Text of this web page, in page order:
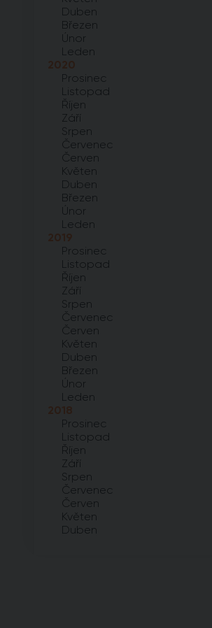
Duben
Březen
Únor
Leden
2020
Prosinec
Listopad
Říjen
Září
Srpen
Červenec
Červen
Květen
Duben
Březen
Únor
Leden
2019
Prosinec
Listopad
Říjen
Září
Srpen
Červenec
Červen
Květen
Duben
Březen
Únor
Leden
2018
Prosinec
Listopad
Říjen
Září
Srpen
Červenec
Červen
Květen
Duben